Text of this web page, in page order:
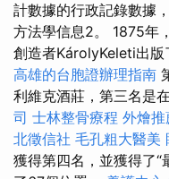
計數據的行政記錄數據
方法學信息2。 1875年
創造者KárolyKeleti出版
高雄的台胞證辦理指南
利維克酒莊，第三名是
司 士林整骨療程 外燴推
北徵信社 毛孔粗大醫美
獲得第四名，並獲得了“